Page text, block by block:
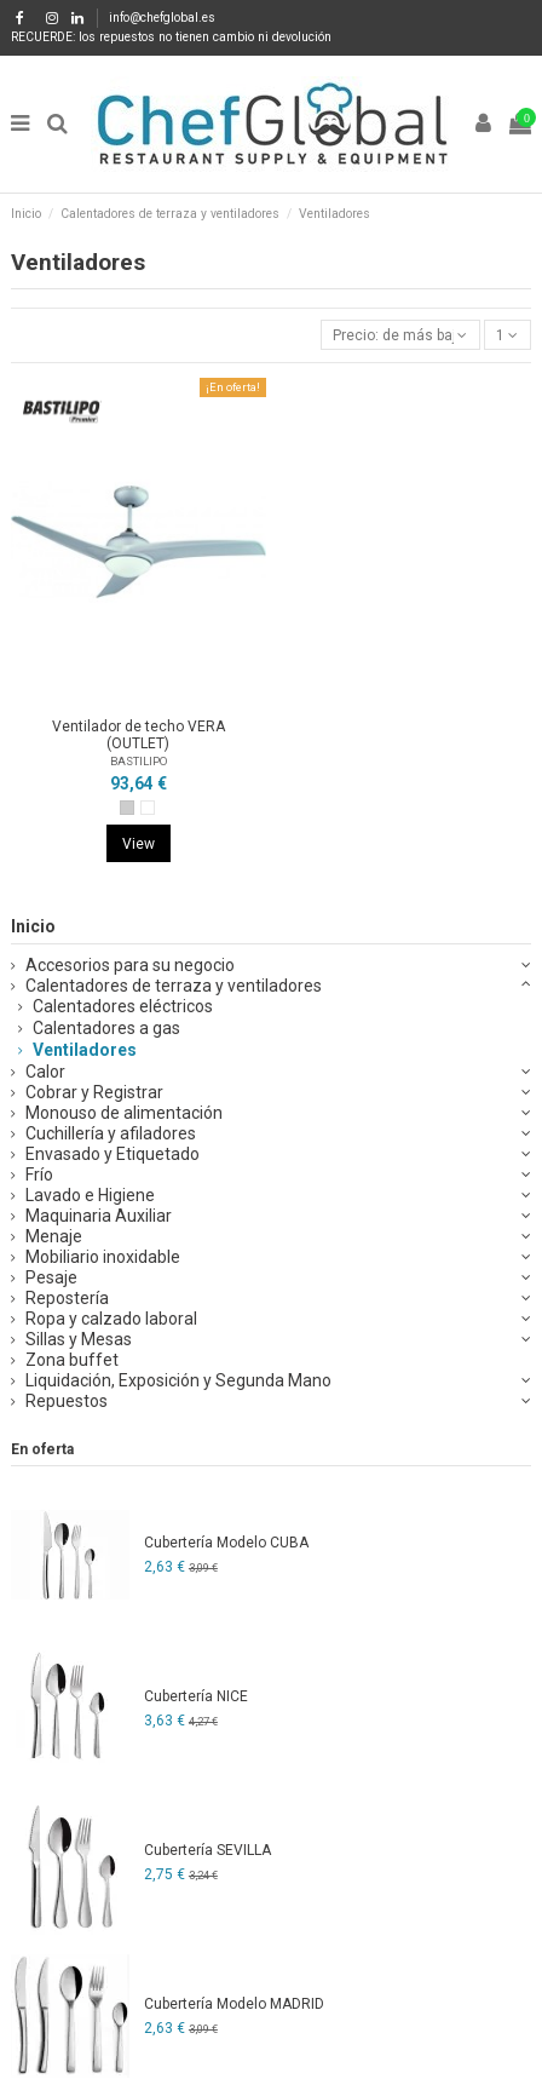
info@chefglobal.es
RECUERDE: los repuestos no tienen cambio ni devolución
0
Inicio Calentadores de terraza y ventiladores Ventiladores
Ventiladores
Precio: de más bajo a más alto
1
¡En oferta!
Ventilador de techo VERA
(OUTLET)
BASTILIPO
93,64 €
View
Inicio
Accesorios para su negocio
Calentadores de terraza y ventiladores
Calentadores eléctricos
Calentadores a gas
Ventiladores
Calor
Cobrar y Registrar
Monouso de alimentación
Cuchillería y afiladores
Envasado y Etiquetado
Frío
Lavado e Higiene
Maquinaria Auxiliar
Menaje
Mobiliario inoxidable
Pesaje
Repostería
Ropa y calzado laboral
Sillas y Mesas
Zona buffet
Liquidación, Exposición y Segunda Mano
Repuestos
En oferta
Cubertería Modelo CUBA
2,63 € 3,09 €
Cubertería NICE
3,63 € 4,27 €
Cubertería SEVILLA
2,75 € 3,24 €
Cubertería Modelo MADRID
2,63 € 3,09 €